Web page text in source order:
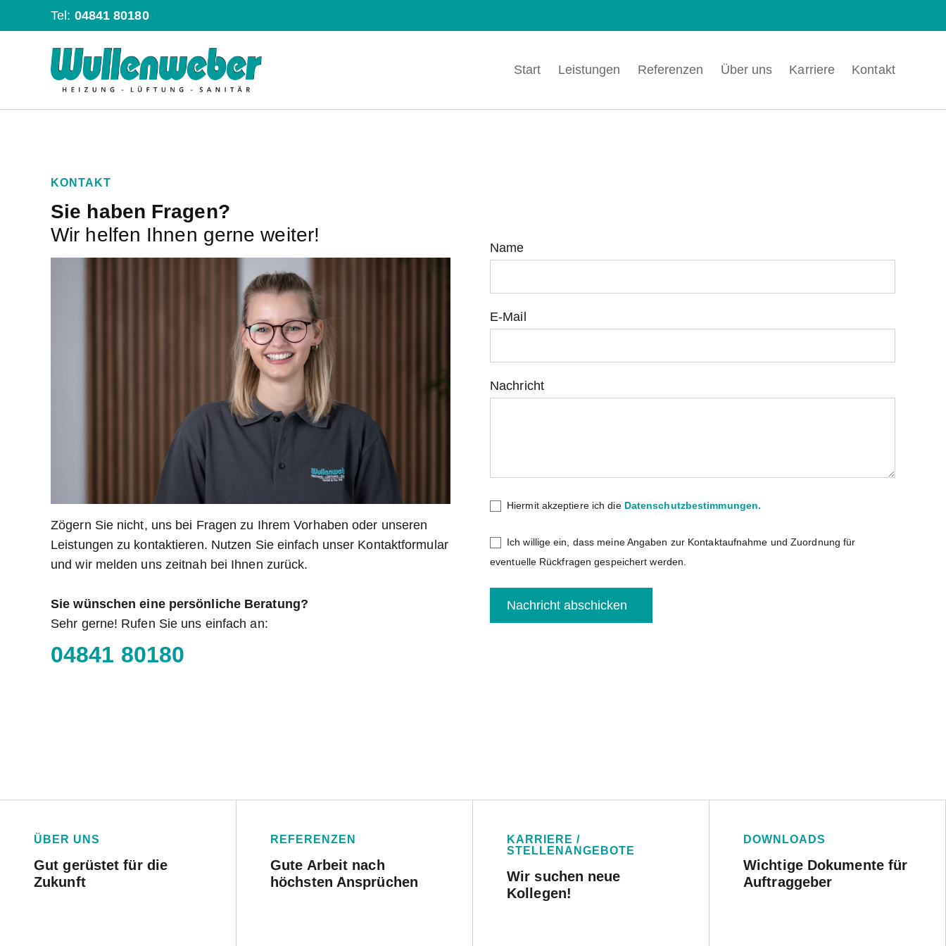
Tel: 04841 80180
Start Leistungen Referenzen Über uns Karriere Kontakt
KONTAKT
Sie haben Fragen?
Wir helfen Ihnen gerne weiter!
Zögern Sie nicht, uns bei Fragen zu Ihrem Vorhaben oder unseren
Leistungen zu kontaktieren. Nutzen Sie einfach unser Kontaktformular
und wir melden uns zeitnah bei Ihnen zurück.
Sie wünschen eine persönliche Beratung?
Sehr gerne! Rufen Sie uns einfach an:
04841 80180
Name
E-Mail
Nachricht
Hiermit akzeptiere ich die Datenschutzbestimmungen.
Ich willige ein, dass meine Angaben zur Kontaktaufnahme und Zuordnung für
eventuelle Rückfragen gespeichert werden.
Nachricht abschicken
ÜBER UNS
Gut gerüstet für die
Zukunft
REFERENZEN
Gute Arbeit nach
höchsten Ansprüchen
KARRIERE /
STELLENANGEBOTE
Wir suchen neue
Kollegen!
DOWNLOADS
Wichtige Dokumente für
Auftraggeber